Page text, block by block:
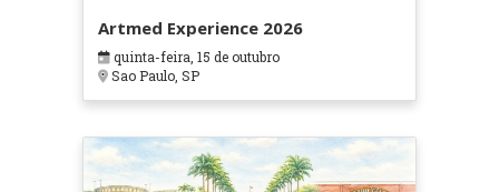
Artmed Experience 2026
quinta-feira, 15 de outubro
Sao Paulo, SP